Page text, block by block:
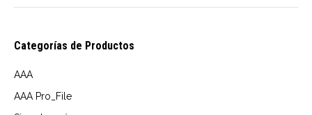
Categorías de Productos
AAA
AAA Pro_File